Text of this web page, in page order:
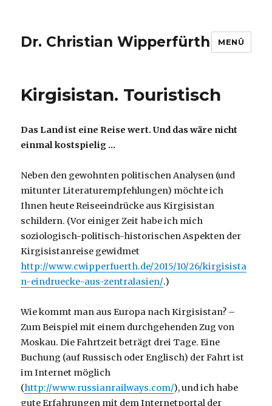
Dr. Christian Wipperfürth MENÜ
Kirgisistan. Touristisch
Das Land ist eine Reise wert. Und das wäre nicht
einmal kostspielig …
Neben den gewohnten politischen Analysen (und
mitunter Literaturempfehlungen) möchte ich
Ihnen heute Reiseeindrücke aus Kirgisistan
schildern. (Vor einiger Zeit habe ich mich
soziologisch-politisch-historischen Aspekten der
Kirgisistanreise gewidmet
http://www.cwipperfuerth.de/2015/10/26/kirgisista
n-eindruecke-aus-zentralasien/.)
Wie kommt man aus Europa nach Kirgisistan? –
Zum Beispiel mit einem durchgehenden Zug von
Moskau. Die Fahrtzeit beträgt drei Tage. Eine
Buchung (auf Russisch oder Englisch) der Fahrt ist
im Internet möglich
(http://www.russianrailways.com/), und ich habe
gute Erfahrungen mit dem Internetportal der